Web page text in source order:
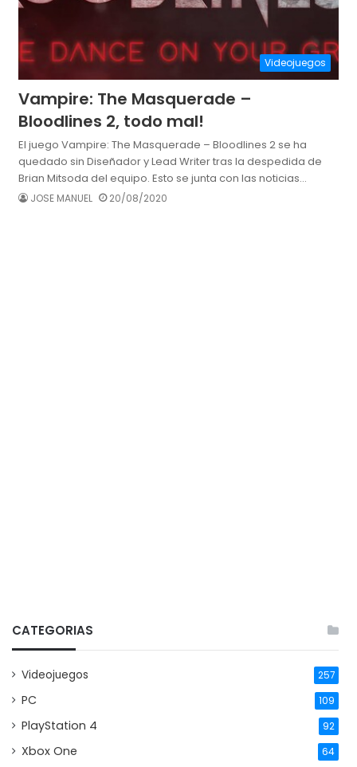
Videojuegos
Vampire: The Masquerade –
Bloodlines 2, todo mal!
El juego Vampire: The Masquerade – Bloodlines 2 se ha
quedado sin Diseñador y Lead Writer tras la despedida de
Brian Mitsoda del equipo. Esto se junta con las noticias…
JOSE MANUEL 20/08/2020
CATEGORIAS
Videojuegos 257
PC 109
PlayStation 4 92
Xbox One 64